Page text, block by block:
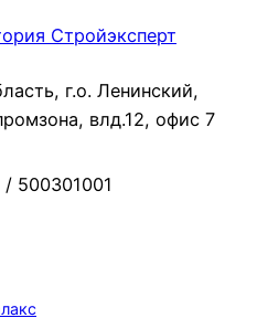
Стройэксперт
г.о. Ленинский,
влд.12, офис 7
500301001